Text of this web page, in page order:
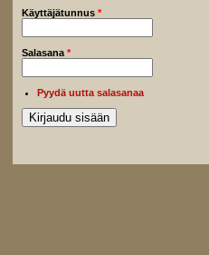
Käyttäjätunnus *
Salasana *
Pyydä uutta salasanaa